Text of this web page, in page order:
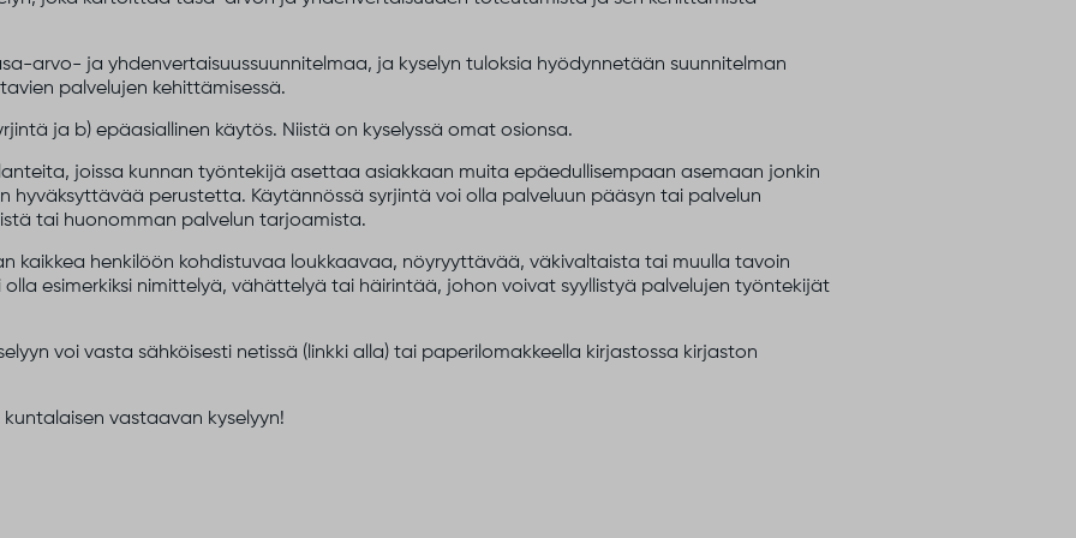
arvo- ja yhdenvertaisuussuunnitelmaa, ja kyselyn tuloksia hyödynnetään suunnitelman
palvelujen kehittämisessä.
ja b) epäasiallinen käytös. Niistä on kyselyssä omat osionsa.
joissa kunnan työntekijä asettaa asiakkaan muita epäedullisempaan asemaan jonkin
hyväksyttävää perustetta. Käytännössä syrjintä voi olla palveluun pääsyn tai palvelun
tai huonomman palvelun tarjoamista.
kaikkea henkilöön kohdistuvaa loukkaavaa, nöyryyttävää, väkivaltaista tai muulla tavoin
esimerkiksi nimittelyä, vähättelyä tai häirintää, johon voivat syyllistyä palvelujen työntekijät
voi vasta sähköisesti netissä (linkki alla) tai paperilomakkeella kirjastossa kirjaston
vastaavan kyselyyn!